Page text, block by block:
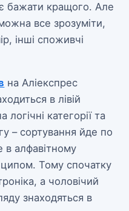
бажати кращого. Але
все зрозуміти,
інші споживчі
на Аліекспрес
в лівій
логічні категорії та
– сортування йде по
в алфавітному
Тому спочатку
а чоловічий
знаходяться в